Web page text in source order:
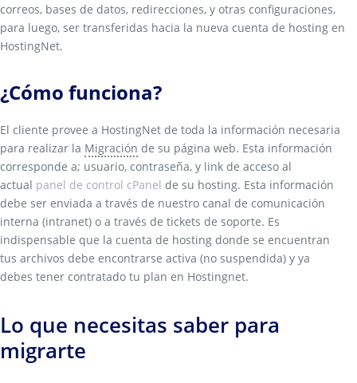
correos, bases de datos, redirecciones, y otras configuraciones,
para luego, ser transferidas hacia la nueva cuenta de hosting en
HostingNet.
¿Cómo funciona?
El cliente provee a HostingNet de toda la información necesaria
para realizar la Migración de su página web. Esta información
corresponde a; usuario, contraseña, y link de acceso al
actual panel de control cPanel de su hosting. Esta información
debe ser enviada a través de nuestro canal de comunicación
interna (intranet) o a través de tickets de soporte. Es
indispensable que la cuenta de hosting donde se encuentran
tus archivos debe encontrarse activa (no suspendida) y ya
debes tener contratado tu plan en Hostingnet.
Lo que necesitas saber para
migrarte